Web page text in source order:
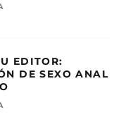
EDITOR:
DE SEXO ANAL